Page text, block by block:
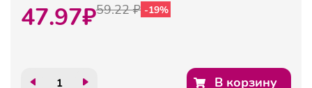
47.97₽59.22 ₽ -19%
В корзину